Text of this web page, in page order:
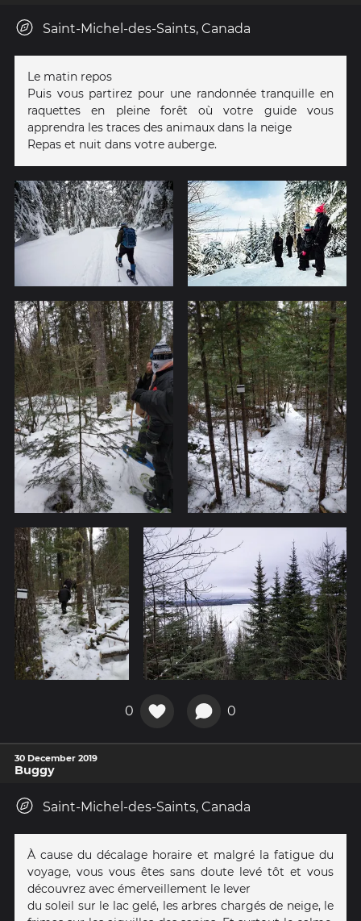
Saint-Michel-des-Saints, Canada
Le matin repos
Puis vous partirez pour une randonnée tranquille en
raquettes en pleine forêt où votre guide vous
apprendra les traces des animaux dans la neige
Repas et nuit dans votre auberge.
0 0
30 December 2019
Buggy
Saint-Michel-des-Saints, Canada
À cause du décalage horaire et malgré la fatigue du
voyage, vous vous êtes sans doute levé tôt et vous
découvrez avec émerveillement le lever
du soleil sur le lac gelé, les arbres chargés de neige, le